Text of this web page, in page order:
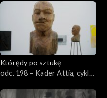
Którędy po sztukę
odc. 198 – Kader Attia, cykl
poprawiona”